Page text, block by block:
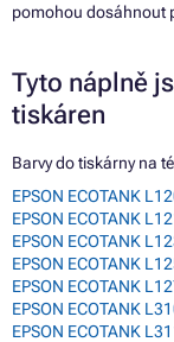
pomohou dosáhnout
Tyto náplně
tiskáren
Barvy do tiskárny na
EPSON ECOTANK
EPSON ECOTANK
EPSON ECOTANK
EPSON ECOTANK
EPSON ECOTANK
EPSON ECOTANK
EPSON ECOTANK